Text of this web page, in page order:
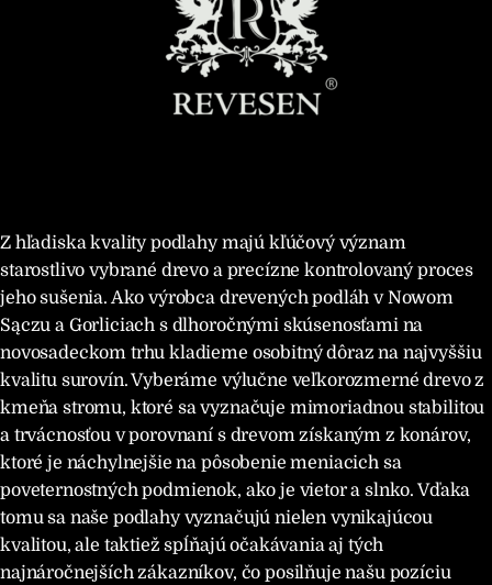
Z hľadiska kvality podlahy majú kľúčový význam
starostlivo vybrané drevo a precízne kontrolovaný proces
jeho sušenia. Ako výrobca drevených podláh v Nowom
Sączu a Gorliciach s dlhoročnými skúsenosťami na
novosadeckom trhu kladieme osobitný dôraz na najvyššiu
kvalitu surovín. Vyberáme výlučne veľkorozmerné drevo z
kmeňa stromu, ktoré sa vyznačuje mimoriadnou stabilitou
a trvácnosťou v porovnaní s drevom získaným z konárov,
ktoré je náchylnejšie na pôsobenie meniacich sa
poveternostných podmienok, ako je vietor a slnko. Vďaka
tomu sa naše podlahy vyznačujú nielen vynikajúcou
kvalitou, ale taktiež spĺňajú očakávania aj tých
najnáročnejších zákazníkov, čo posilňuje našu pozíciu